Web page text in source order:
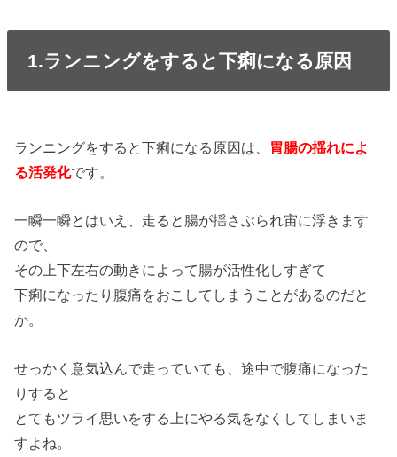
1.ランニングをすると下痢になる原因
ランニングをすると下痢になる原因は、 胃腸の揺れによ
る活発化です。
一瞬一瞬とはいえ、走ると腸が揺さぶられ宙に浮きます
ので、
その上下左右の動きによって腸が活性化しすぎて
下痢になったり腹痛をおこしてしまうことがあるのだと
か。
せっかく意気込んで走っていても、途中で腹痛になった
りすると
とてもツライ思いをする上にやる気をなくしてしまいま
すよね。